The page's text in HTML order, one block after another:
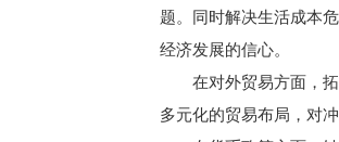
题。同时解决生活成本
经济发展的信心。
在对外贸易方面，拓
多元化的贸易布局，对